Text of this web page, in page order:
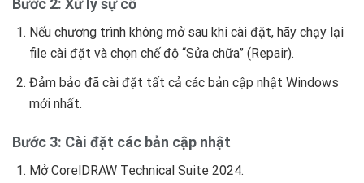
Bước 2: Xử lý sự cố
Nếu chương trình không mở sau khi cài đặt, hãy chạy lại
file cài đặt và chọn chế độ “Sửa chữa” (Repair).
Đảm bảo đã cài đặt tất cả các bản cập nhật Windows
mới nhất.
Bước 3: Cài đặt các bản cập nhật
Mở CorelDRAW Technical Suite 2024.